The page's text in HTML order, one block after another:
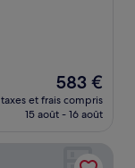
Le
nouveau
prix
de
583 €
583 €
taxes et frais compris
15 août - 16 août